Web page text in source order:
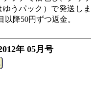
うパック）で発送しま
降50円ずつ返金。
年 05月号